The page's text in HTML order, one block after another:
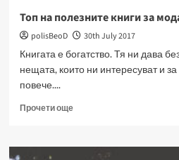
Топ на полезните книги за
polisBeoD
30th July 2017
Книгата е богатство. Тя ни дава
нещата, които ни интересуват и
повече....
Прочети ощеRead
Топ